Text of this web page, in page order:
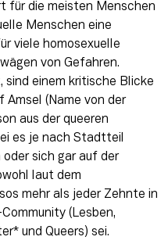
für die meisten Menschen
Menschen eine
viele homosexuelle
von Gefahren.
sind einem kritische Blicke
Amsel (Name von der
aus der queeren
es je nach Stadtteil
sich gar auf der
laut dem
mehr als jeder Zehnte in
(Lesben,
und Queers) sei.